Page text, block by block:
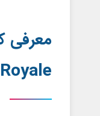
معرفی
Royale)